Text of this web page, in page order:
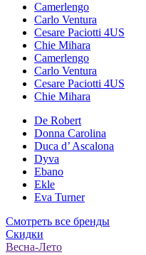
Camerlengo
Carlo Ventura
Cesare Paciotti 4US
Chie Mihara
Camerlengo
Carlo Ventura
Cesare Paciotti 4US
Chie Mihara
De Robert
Donna Carolina
Duca d’ Ascalona
Dyva
Ebano
Ekle
Eva Turner
Смотреть все бренды
Скидки
Весна-Лето